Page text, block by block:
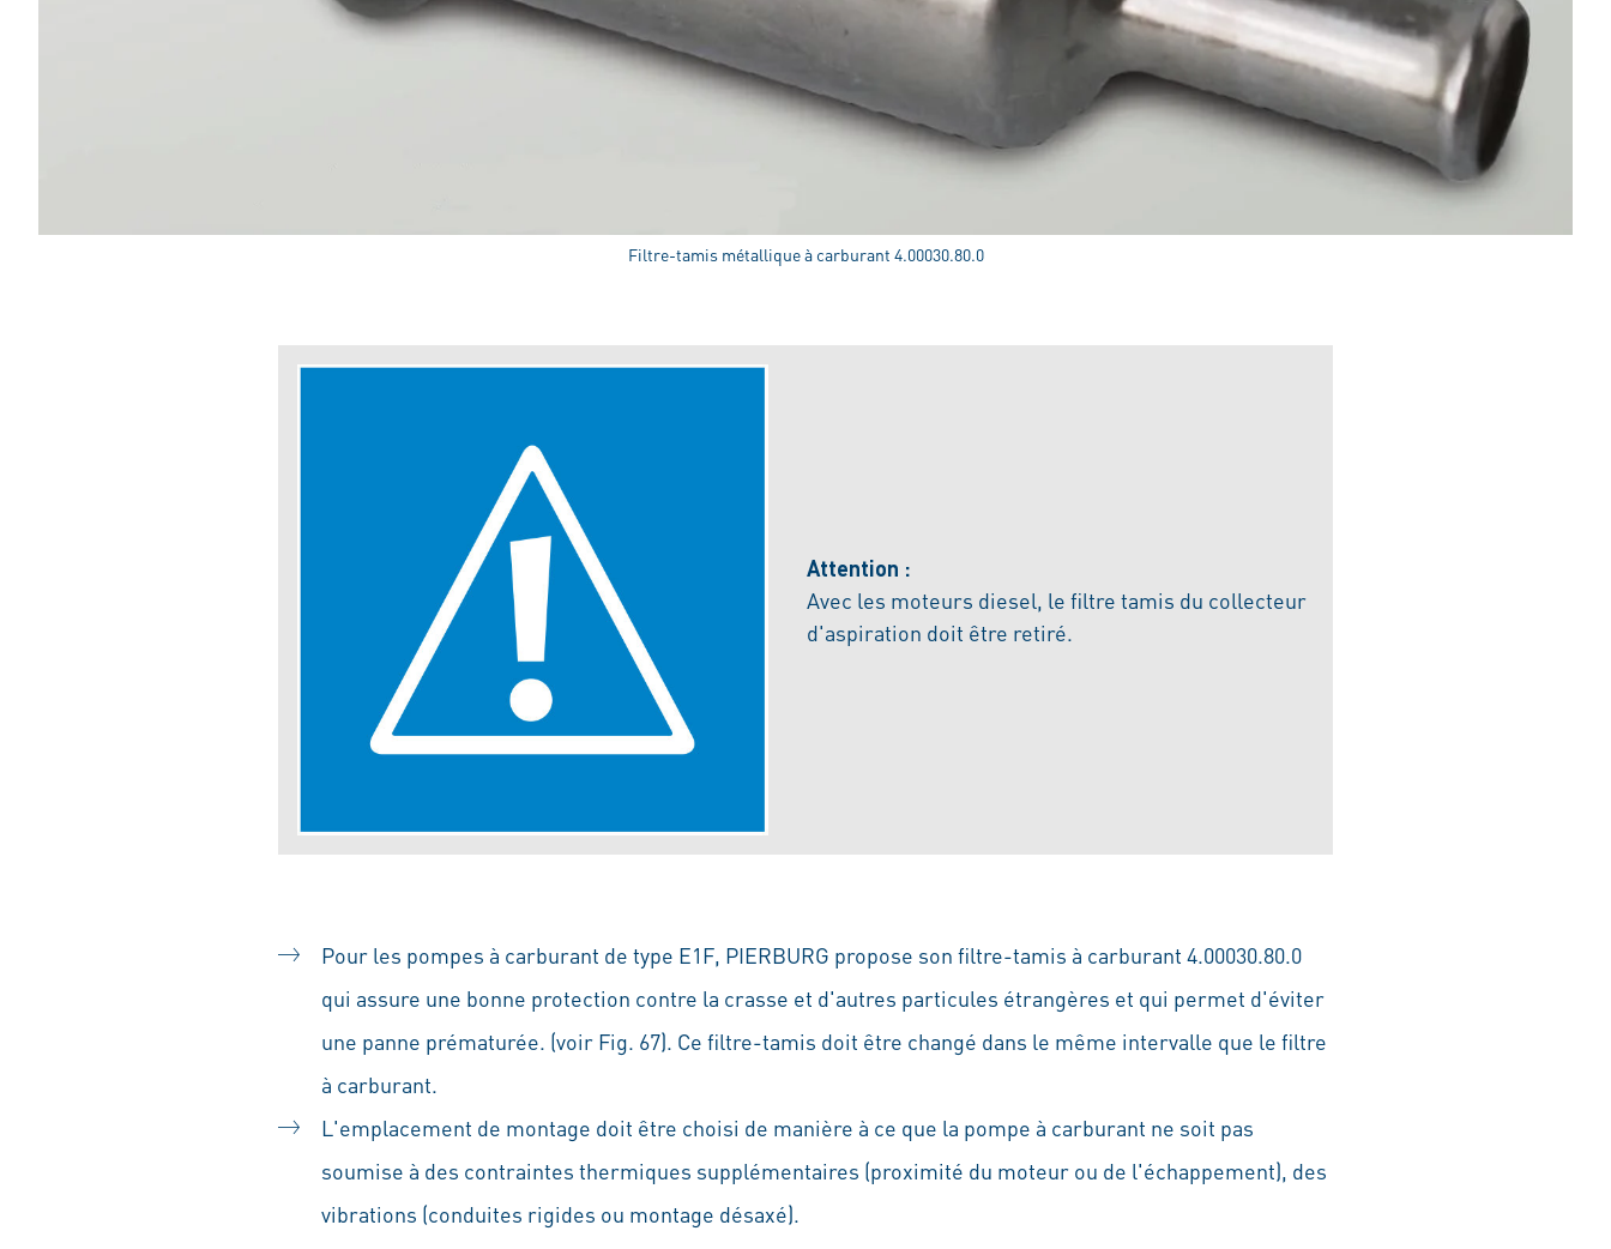
Filtre-tamis métallique à carburant 4.00030.80.0
Attention :
Avec les moteurs diesel, le filtre tamis du collecteur
d'aspiration doit être retiré.
Pour les pompes à carburant de type E1F, PIERBURG propose son filtre-tamis à carburant 4.00030.80.0
qui assure une bonne protection contre la crasse et d'autres particules étrangères et qui permet d'éviter
une panne prématurée. (voir Fig. 67). Ce filtre-tamis doit être changé dans le même intervalle que le filtre
à carburant.
L'emplacement de montage doit être choisi de manière à ce que la pompe à carburant ne soit pas
soumise à des contraintes thermiques supplémentaires (proximité du moteur ou de l'échappement), des
vibrations (conduites rigides ou montage désaxé).